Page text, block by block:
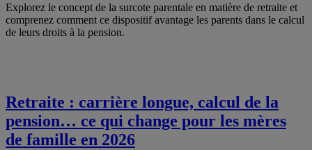
Explorez le concept de la surcote parentale en matière de retraite et
comprenez comment ce dispositif avantage les parents dans le calcul
de leurs droits à la pension.
Retraite : carrière longue, calcul de la
pension… ce qui change pour les mères
de famille en 2026